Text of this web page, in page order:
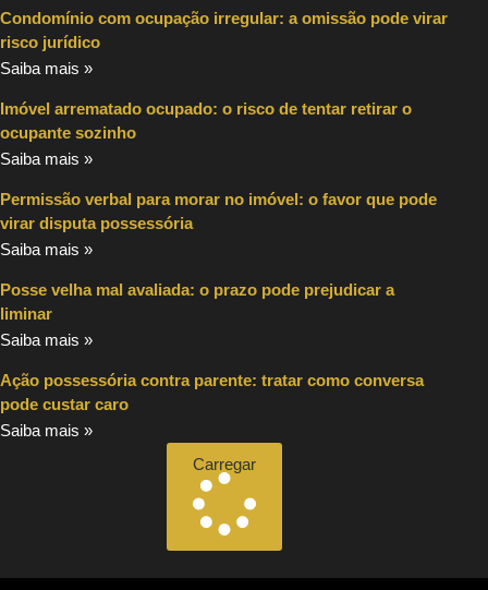
Condomínio com ocupação irregular: a omissão pode virar
risco jurídico
Saiba mais »
Imóvel arrematado ocupado: o risco de tentar retirar o
ocupante sozinho
Saiba mais »
Permissão verbal para morar no imóvel: o favor que pode
virar disputa possessória
Saiba mais »
Posse velha mal avaliada: o prazo pode prejudicar a
liminar
Saiba mais »
Ação possessória contra parente: tratar como conversa
pode custar caro
Saiba mais »
Carregar